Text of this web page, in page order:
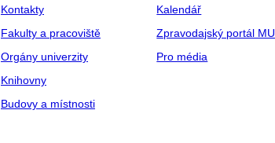
Kontakty
Fakulty a pracoviště
Orgány univerzity
Knihovny
Budovy a místnosti
Kalendář
Zpravodajský portál MU
Pro média